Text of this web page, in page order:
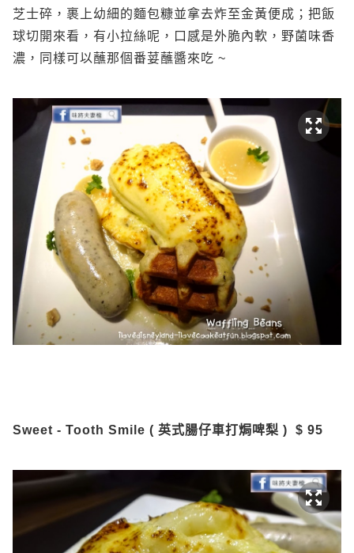
芝士碎，裹上幼細的麵包糠並拿去炸至金黃便成；把飯
球切開來看，有小拉絲呢，口感是外脆內軟，野菌味香
濃，同樣可以蘸那個番荽蘸醬來吃 ~
Sweet - Tooth Smile ( 英式腸仔車打焗啤梨 ) $ 95